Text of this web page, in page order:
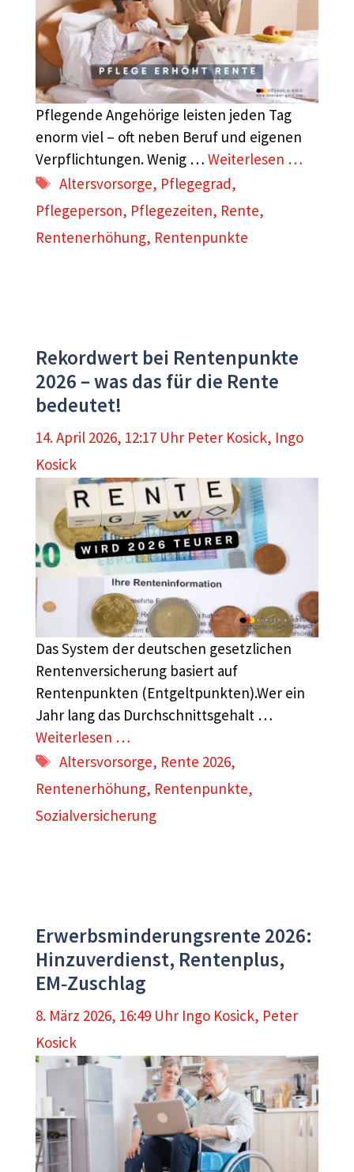
Pflegende Angehörige leisten jeden Tag
enorm viel – oft neben Beruf und eigenen
Verpflichtungen. Wenig … Weiterlesen …
Schlagwörter
Altersvorsorge, Pflegegrad,
Pflegeperson, Pflegezeiten, Rente,
Rentenerhöhung, Rentenpunkte
Rekordwert bei Rentenpunkte
2026 – was das für die Rente
bedeutet!
14. April 2026, 12:17 Uhr Peter Kosick, Ingo
Kosick
Das System der deutschen gesetzlichen
Rentenversicherung basiert auf
Rentenpunkten (Entgeltpunkten).Wer ein
Jahr lang das Durchschnittsgehalt …
Weiterlesen …
Schlagwörter
Altersvorsorge, Rente 2026,
Rentenerhöhung, Rentenpunkte,
Sozialversicherung
Erwerbsminderungsrente 2026:
Hinzuverdienst, Rentenplus,
EM‑Zuschlag
8. März 2026, 16:49 Uhr Ingo Kosick, Peter
Kosick